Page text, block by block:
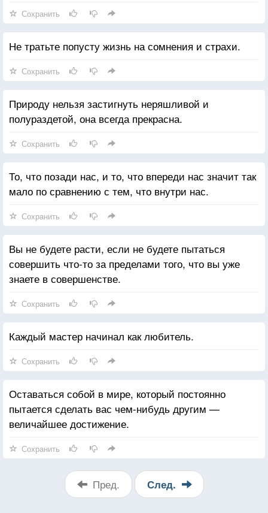
Сохранить
Не тратьте попусту жизнь на сомнения и страхи.
Сохранить
Природу нельзя застигнуть неряшливой и
полураздетой, она всегда прекрасна.
Сохранить
То, что позади нас, и то, что впереди нас значит так
мало по сравнению с тем, что внутри нас.
Сохранить
Вы не будете расти, если не будете пытаться
совершить что-то за пределами того, что вы уже
знаете в совершенстве.
Сохранить
Каждый мастер начинал как любитель.
Сохранить
Оставаться собой в мире, который постоянно
пытается сделать вас чем-нибудь другим —
величайшее достижение.
Сохранить
Пред. След.